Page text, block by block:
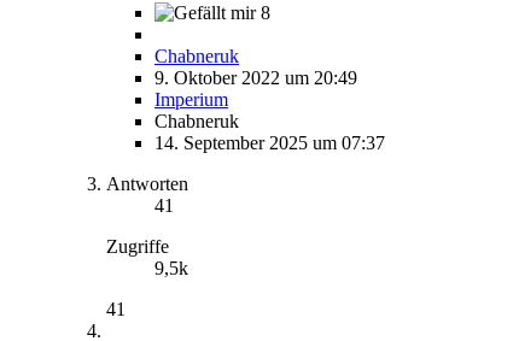
8
Chabneruk
9. Oktober 2022 um 20:49
Imperium
Chabneruk
14. September 2025 um 07:37
Antworten
41
Zugriffe
9,5k
41